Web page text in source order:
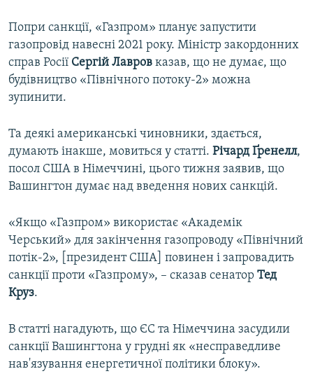
Попри санкції, «Газпром» планує запустити
газопровід навесні 2021 року. Міністр закордонних
справ Росії Сергій Лавров казав, що не думає, що
будівництво «Північного потоку-2» можна
зупинити.
Та деякі американські чиновники, здається,
думають інакше, мовиться у статті. Річард Ґренелл,
посол США в Німеччині, цього тижня заявив, що
Вашингтон думає над введення нових санкцій.
«Якщо «Газпром» використає «Академік
Черський» для закінчення газопроводу «Північний
потік-2», [президент США] повинен і запровадить
санкції проти «Газпрому», – сказав сенатор Тед
Круз.
В статті нагадують, що ЄС та Німеччина засудили
санкції Вашингтона у грудні як «несправедливе
нав'язування енергетичної політики блоку».